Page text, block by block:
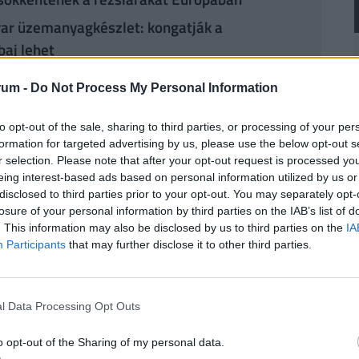
- Do Not Process My Personal Information
opt-out of the sale, sharing to third parties, or processing of your
for targeted advertising by us, please use the below opt-out
selection. Please note that after your opt-out request is processed
interest-based ads based on personal information utilized by us
to third parties prior to your opt-out. You may separately
of your personal information by third parties on the IAB’s list of
This information may also be disclosed by us to third parties on the
Participants that may further disclose it to other third parties.
Data Processing Opt Outs
opt-out of the Sharing of my personal data.
üzemanyagkészlet: kongatják a
lehet
érzékelhető lökést adott a
lakossági értékesítése2026 első
Németországban és
képest. Németországban a hőszivattyúk
Ez annak ellenére is igaz, hogy az
egyes elemeitől. Az Egyesült Királyságban az
hetében több mint 50 százalékkal ugrottak meg
nő
és Lengyelországban is az elektromos
számolt be. Ez a dinamika ráadásul